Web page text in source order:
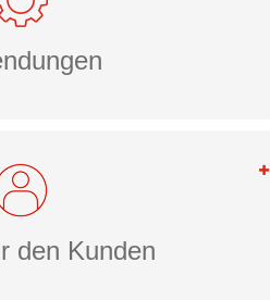
den Kunden